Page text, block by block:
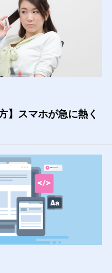
】スマホが急に熱く